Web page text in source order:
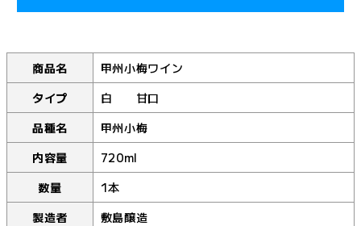
商品名
甲州小梅ワイン
タイプ
白 甘口
品種名
甲州小梅
内容量
720ml
数量
1本
製造者
敷島醸造